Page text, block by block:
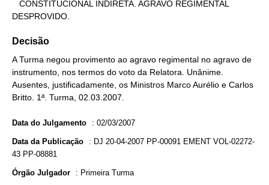
DESPROVIDO.
Decisão
A Turma negou provimento ao agravo regimental no agravo de
instrumento, nos termos do voto da Relatora. Unânime.
Ausentes, justificadamente, os Ministros Marco Aurélio e Carlos
Britto. 1ª. Turma, 02.03.2007.
Data do Julgamento : 02/03/2007
Data da Publicação : DJ 20-04-2007 PP-00091 EMENT VOL-02272-
43 PP-08881
Órgão Julgador : Primeira Turma